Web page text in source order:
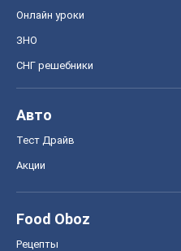
Онлайн уроки
ЗНО
СНГ решебники
Авто
Тест Драйв
Акции
Food Oboz
Рецепты